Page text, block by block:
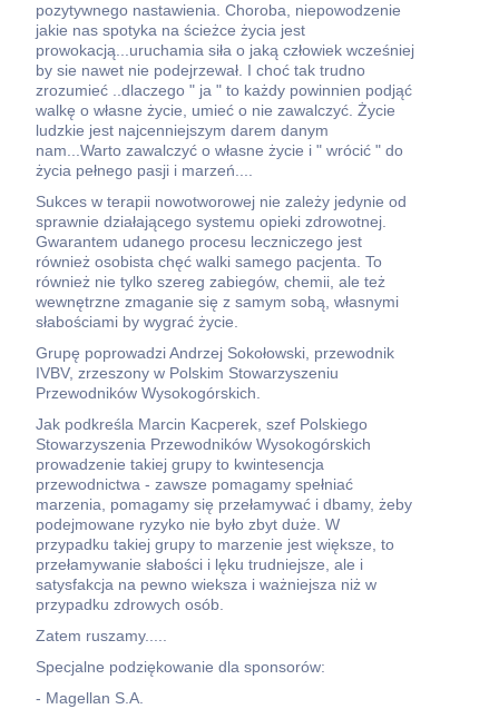
pozytywnego nastawienia. Choroba, niepowodzenie
jakie nas spotyka na ścieżce życia jest
prowokacją...uruchamia siła o jaką człowiek wcześniej
by sie nawet nie podejrzewał. I choć tak trudno
zrozumieć ..dlaczego " ja " to każdy powinnien podjąć
walkę o własne życie, umieć o nie zawalczyć. Życie
ludzkie jest najcenniejszym darem danym
nam...Warto zawalczyć o własne życie i " wrócić " do
życia pełnego pasji i marzeń....
Sukces w terapii nowotworowej nie zależy jedynie od
sprawnie działającego systemu opieki zdrowotnej.
Gwarantem udanego procesu leczniczego jest
również osobista chęć walki samego pacjenta. To
również nie tylko szereg zabiegów, chemii, ale też
wewnętrzne zmaganie się z samym sobą, własnymi
słabościami by wygrać życie.
Grupę poprowadzi Andrzej Sokołowski, przewodnik
IVBV, zrzeszony w Polskim Stowarzyszeniu
Przewodników Wysokogórskich.
Jak podkreśla Marcin Kacperek, szef Polskiego
Stowarzyszenia Przewodników Wysokogórskich
prowadzenie takiej grupy to kwintesencja
przewodnictwa - zawsze pomagamy spełniać
marzenia, pomagamy się przełamywać i dbamy, żeby
podejmowane ryzyko nie było zbyt duże. W
przypadku takiej grupy to marzenie jest większe, to
przełamywanie słabości i lęku trudniejsze, ale i
satysfakcja na pewno wieksza i ważniejsza niż w
przypadku zdrowych osób.
Zatem ruszamy.....
Specjalne podziękowanie dla sponsorów:
- Magellan S.A.